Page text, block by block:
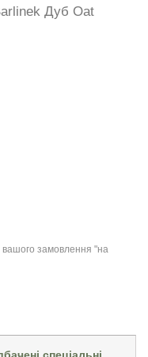
Дуб Oat
замовлення "на